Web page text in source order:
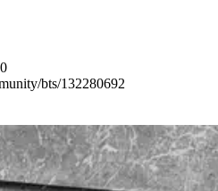
0
bts/132280692